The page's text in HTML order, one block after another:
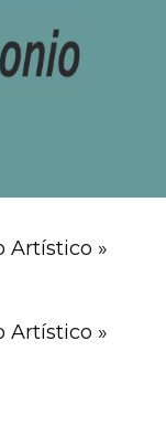
Artístico »
Artístico »